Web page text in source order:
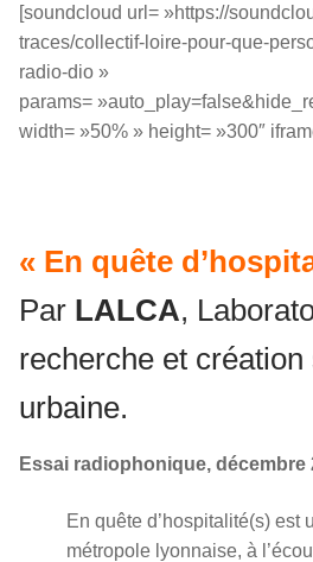
[soundcloud url= »https://
traces/collectif-loire-pour-que-
radio-dio »
params=
width= »50% » height= »300″
« En quête
Par LALCA,
recherche et
urbaine.
Essai radiophonique, décembre
En quête d’hospitalité(s) est
métropole lyonnaise, à